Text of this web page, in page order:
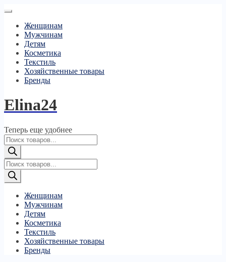
Женщинам
Мужчинам
Детям
Косметика
Текстиль
Хозяйственные товары
Бренды
Elina24
Теперь еще удобнее
Поиск
товаров
Поиск
товаров
Женщинам
Мужчинам
Детям
Косметика
Текстиль
Хозяйственные товары
Бренды